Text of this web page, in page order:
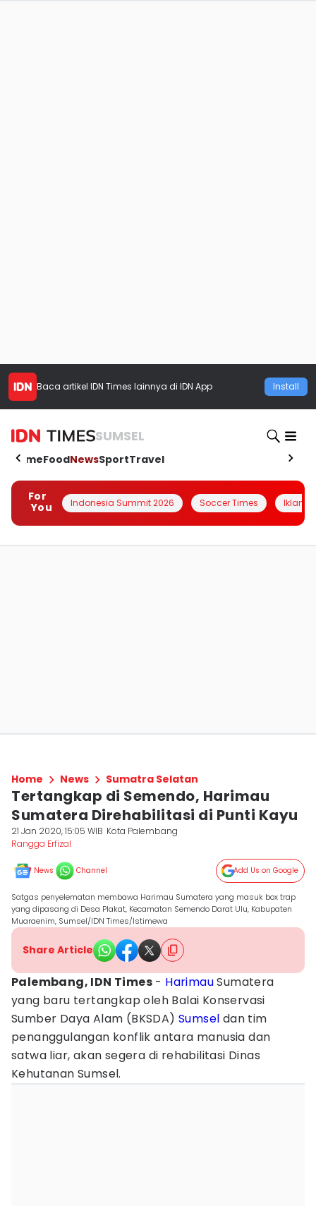
Baca artikel IDN Times lainnya di IDN App Install
SUMSEL
HomeFoodNewsSportTravel
For
You
Indonesia Summit 2026 Soccer Times Iklanin
Home News Sumatra Selatan
Tertangkap di Semendo, Harimau
Sumatera Direhabilitasi di Punti Kayu
21 Jan 2020, 15:05 WIB Kota Palembang
Rangga Erfizal
News Channel Add Us on Google
Satgas penyelematan membawa Harimau Sumatera yang masuk box trap
yang dipasang di Desa Plakat, Kecamatan Semendo Darat Ulu, Kabupaten
Muaraenim, Sumsel/IDN Times/Istimewa
Share Article
Palembang, IDN Times - HarimauSumatera
yang baru tertangkap oleh Balai Konservasi
Sumber Daya Alam (BKSDA) Sumsel dan tim
penanggulangan konflik antara manusia dan
satwa liar, akan segera di rehabilitasi Dinas
Kehutanan Sumsel.